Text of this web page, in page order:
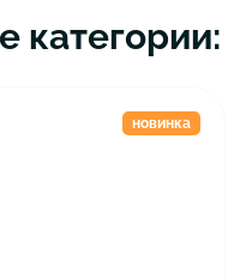
категории:
новинка